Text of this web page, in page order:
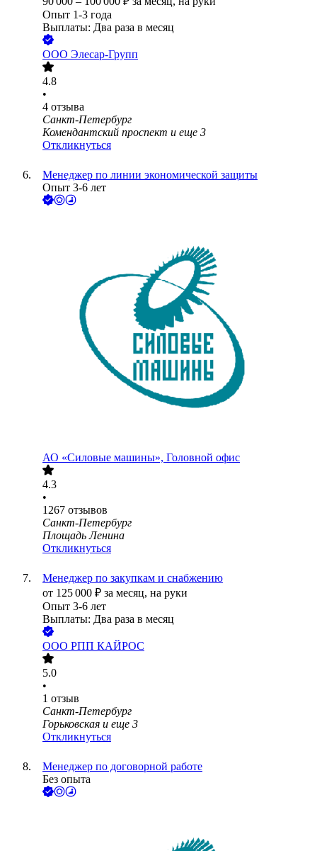
Опыт 1-3 года
Выплаты: Два раза в месяц
ООО Элесар-Групп
4.8
•
4 отзыва
Санкт-Петербург
Комендантский проспект и еще 3
Откликнуться
Менеджер по линии экономической защиты
Опыт 3-6 лет
АО «Силовые машины», Головной офис
4.3
•
1267 отзывов
Санкт-Петербург
Площадь Ленина
Откликнуться
Менеджер по закупкам и снабжению
от 125 000 ₽ за месяц, на руки
Опыт 3-6 лет
Выплаты: Два раза в месяц
ООО РПП КАЙРОС
5.0
•
1 отзыв
Санкт-Петербург
Горьковская и еще 3
Откликнуться
Менеджер по договорной работе
Без опыта